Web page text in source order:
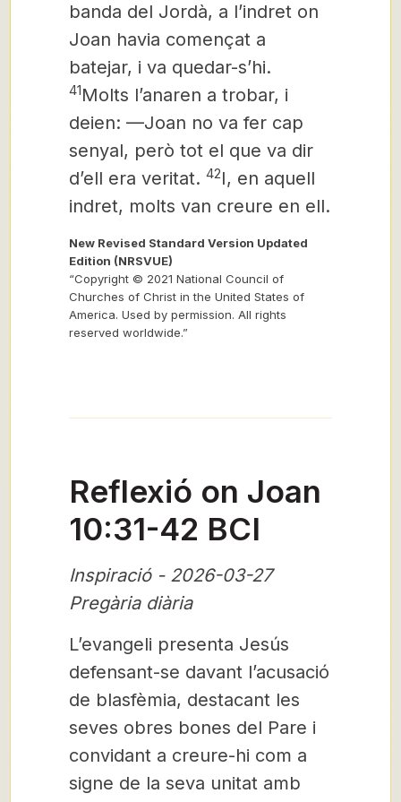
banda del Jordà, a l’indret on
Joan havia començat a
batejar, i va quedar-s’hi.
41Molts l’anaren a trobar, i
deien: —Joan no va fer cap
senyal, però tot el que va dir
d’ell era veritat. 42I, en aquell
indret, molts van creure en ell.
New Revised Standard Version Updated
Edition (NRSVUE)
“Copyright © 2021 National Council of
Churches of Christ in the United States of
America. Used by permission. All rights
reserved worldwide.”
Reflexió on Joan
10:31-42 BCI
Inspiració - 2026-03-27
Pregària diària
L’evangeli presenta Jesús
defensant-se davant l’acusació
de blasfèmia, destacant les
seves obres bones del Pare i
convidant a creure-hi com a
signe de la seva unitat amb